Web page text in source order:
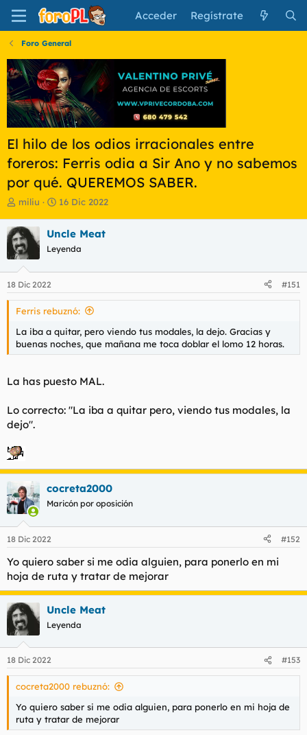
Acceder Regístrate
Foro General
El hilo de los odios irracionales entre
foreros: Ferris odia a Sir Ano y no sabemos
por qué. QUEREMOS SABER.
I
i
c
i
a
d
o
r
d
l
t
a
miliu
F
h
a
e
n
i
i
o
16 Dic 2022
Uncle Meat
Leyenda
18 Dic 2022 #151
Ferris rebuznó:
La iba a quitar, pero viendo tus modales, la dejo. Gracias y
buenas noches, que mañana me toca doblar el lomo 12 horas.
La has puesto MAL.
Lo correcto: "La iba a quitar pero, viendo tus modales, la
dejo".
cocreta2000
Maricón por oposición
18 Dic 2022 #152
Yo quiero saber si me odia alguien, para ponerlo en mi
hoja de ruta y tratar de mejorar
Uncle Meat
Leyenda
18 Dic 2022 #153
cocreta2000 rebuznó:
Yo quiero saber si me odia alguien, para ponerlo en mi hoja de
ruta y tratar de mejorar